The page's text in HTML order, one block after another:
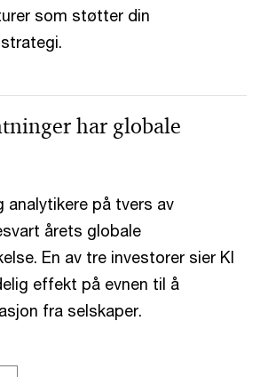
som støtter din
har globale
analytikere på tvers av
årets globale
En av tre investorer sier KI
effekt på evnen til å
fra selskaper.